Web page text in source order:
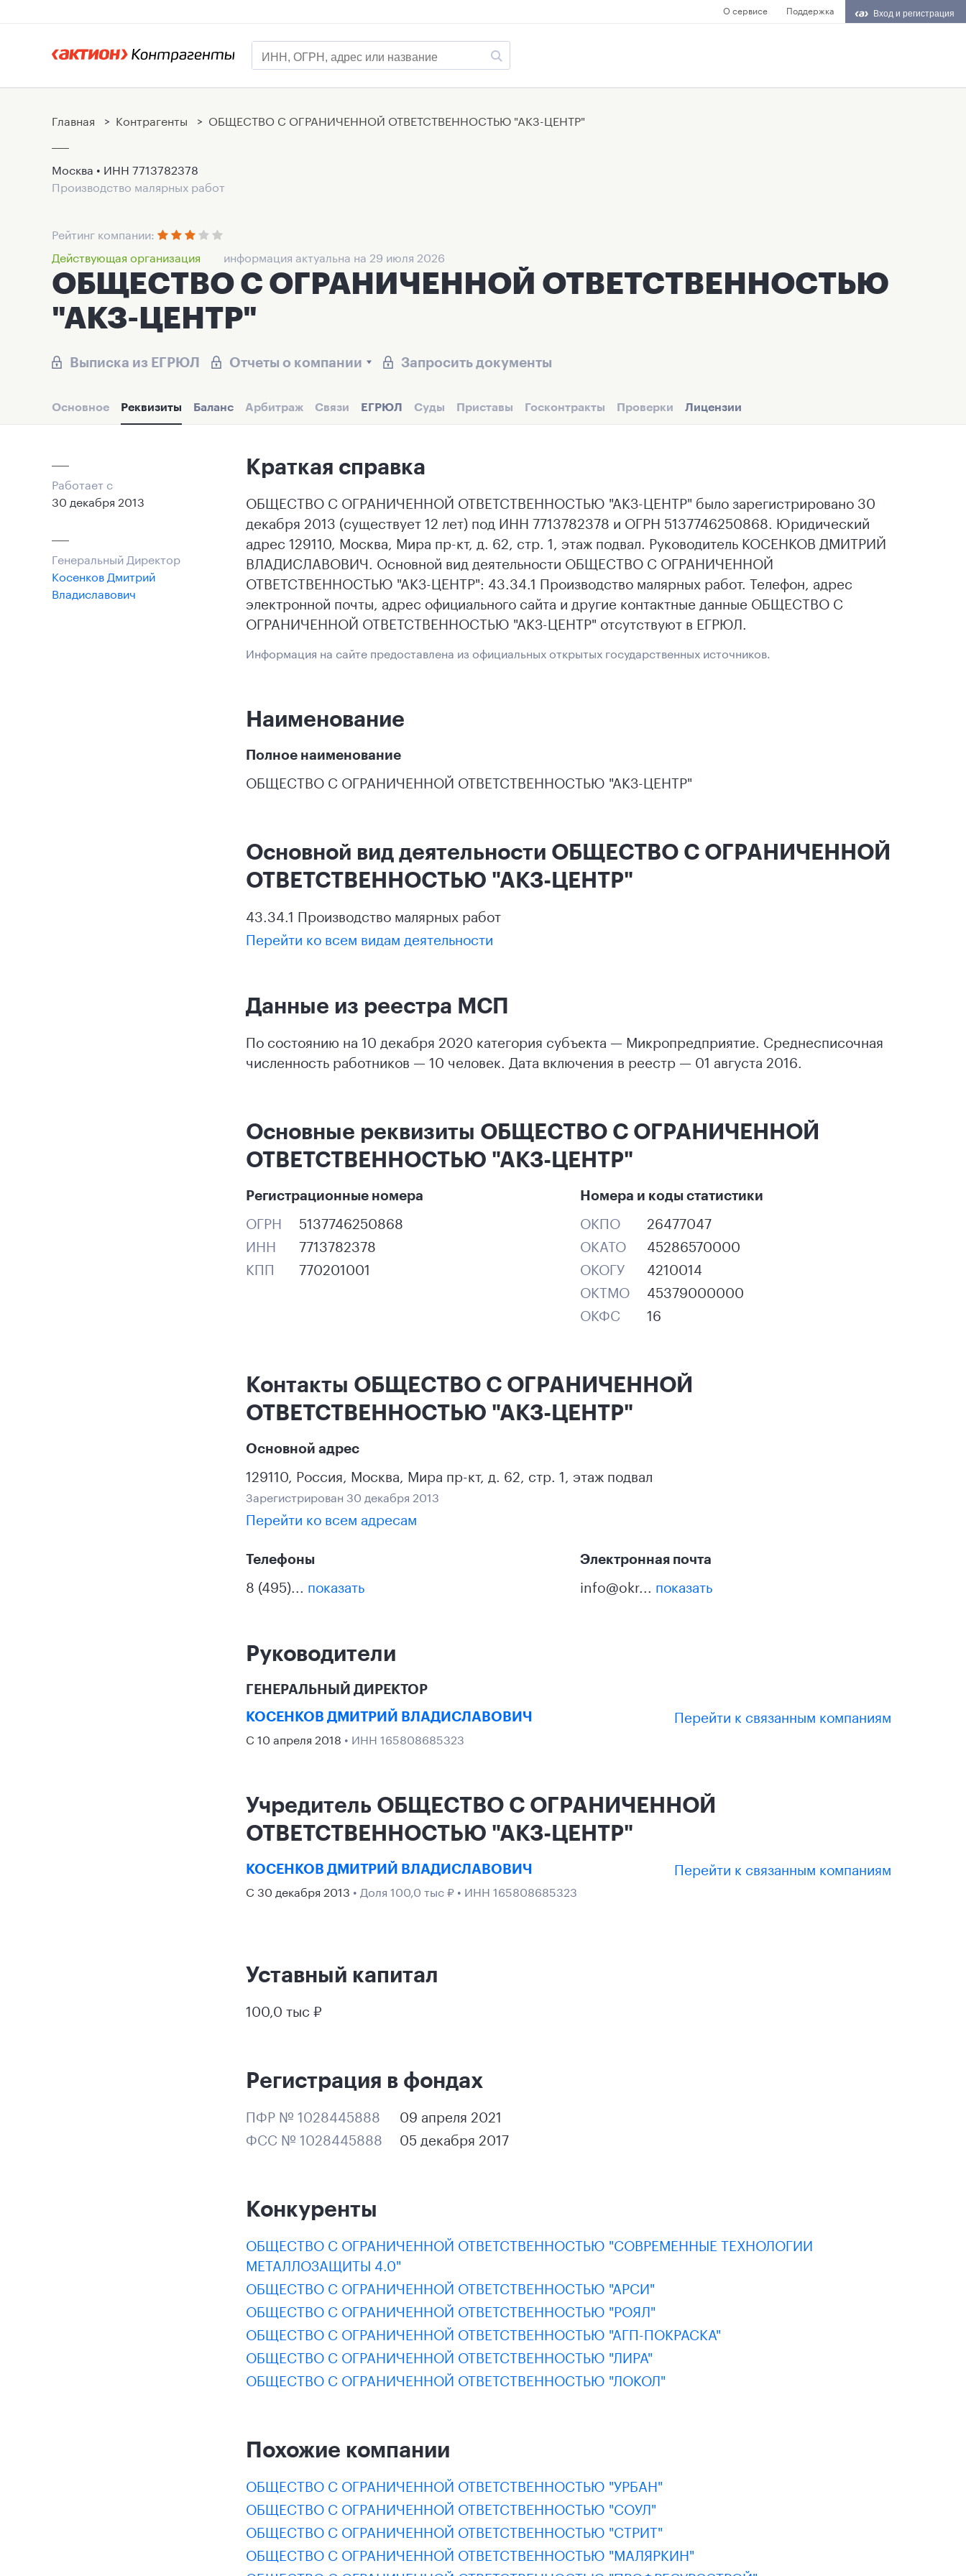
О сервисе Поддержка Вход и регистрация
Главная > Контрагенты > ОБЩЕСТВО С ОГРАНИЧЕННОЙ ОТВЕТСТВЕННОСТЬЮ "АКЗ-ЦЕНТР"
Москва • ИНН 7713782378
Производство малярных работ
Рейтинг компании:
Действующая организация
информация актуальна на 29 июля 2026
ОБЩЕСТВО С ОГРАНИЧЕННОЙ ОТВЕТСТВЕННОСТЬЮ
"АКЗ-ЦЕНТР"
Выписка из ЕГРЮЛ Отчеты о компании Запросить документы
Основное Реквизиты Баланс Арбитраж Связи ЕГРЮЛ Суды Приставы Госконтракты Проверки Лицензии
Работает с
30 декабря 2013
Генеральный Директор
Косенков Дмитрий
Владиславович
Краткая справка
ОБЩЕСТВО С ОГРАНИЧЕННОЙ ОТВЕТСТВЕННОСТЬЮ "АКЗ-ЦЕНТР" было зарегистрировано 30
декабря 2013 (существует 12 лет) под ИНН 7713782378 и ОГРН 5137746250868. Юридический
адрес 129110, Москва, Мира пр-кт, д. 62, стр. 1, этаж подвал. Руководитель КОСЕНКОВ ДМИТРИЙ
ВЛАДИСЛАВОВИЧ. Основной вид деятельности ОБЩЕСТВО С ОГРАНИЧЕННОЙ
ОТВЕТСТВЕННОСТЬЮ "АКЗ-ЦЕНТР": 43.34.1 Производство малярных работ. Телефон, адрес
электронной почты, адрес официального сайта и другие контактные данные ОБЩЕСТВО С
ОГРАНИЧЕННОЙ ОТВЕТСТВЕННОСТЬЮ "АКЗ-ЦЕНТР" отсутствуют в ЕГРЮЛ.
Информация на сайте предоставлена из официальных открытых государственных источников.
Наименование
Полное наименование
ОБЩЕСТВО С ОГРАНИЧЕННОЙ ОТВЕТСТВЕННОСТЬЮ "АКЗ-ЦЕНТР"
Основной вид деятельности ОБЩЕСТВО С ОГРАНИЧЕННОЙ
ОТВЕТСТВЕННОСТЬЮ "АКЗ-ЦЕНТР"
43.34.1 Производство малярных работ
Перейти ко всем видам деятельности
Данные из реестра МСП
По состоянию на 10 декабря 2020 категория субъекта — Микропредприятие. Среднесписочная
численность работников — 10 человек. Дата включения в реестр — 01 августа 2016.
Основные реквизиты ОБЩЕСТВО С ОГРАНИЧЕННОЙ
ОТВЕТСТВЕННОСТЬЮ "АКЗ-ЦЕНТР"
Регистрационные номера
ОГРН
5137746250868
ИНН
7713782378
КПП
770201001
Номера и коды статистики
ОКПО
26477047
ОКАТО
45286570000
ОКОГУ
4210014
ОКТМО
45379000000
ОКФС
16
Контакты ОБЩЕСТВО С ОГРАНИЧЕННОЙ
ОТВЕТСТВЕННОСТЬЮ "АКЗ-ЦЕНТР"
Основной адрес
129110, Россия, Москва, Мира пр-кт, д. 62, стр. 1, этаж подвал
Зарегистрирован 30 декабря 2013
Перейти ко всем адресам
Телефоны
8 (495)... показать
Электронная почта
info@okr... показать
Руководители
ГЕНЕРАЛЬНЫЙ ДИРЕКТОР
КОСЕНКОВ ДМИТРИЙ ВЛАДИСЛАВОВИЧ
С 10 апреля 2018 • ИНН 165808685323
Перейти к связанным компаниям
Учредитель ОБЩЕСТВО С ОГРАНИЧЕННОЙ
ОТВЕТСТВЕННОСТЬЮ "АКЗ-ЦЕНТР"
КОСЕНКОВ ДМИТРИЙ ВЛАДИСЛАВОВИЧ
С 30 декабря 2013 • Доля 100,0 тыс ₽ • ИНН 165808685323
Перейти к связанным компаниям
Уставный капитал
100,0 тыс ₽
Регистрация в фондах
ПФР № 1028445888
09 апреля 2021
ФСС № 1028445888
05 декабря 2017
Конкуренты
ОБЩЕСТВО С ОГРАНИЧЕННОЙ ОТВЕТСТВЕННОСТЬЮ "СОВРЕМЕННЫЕ ТЕХНОЛОГИИ
МЕТАЛЛОЗАЩИТЫ 4.0"
ОБЩЕСТВО С ОГРАНИЧЕННОЙ ОТВЕТСТВЕННОСТЬЮ "АРСИ"
ОБЩЕСТВО С ОГРАНИЧЕННОЙ ОТВЕТСТВЕННОСТЬЮ "РОЯЛ"
ОБЩЕСТВО С ОГРАНИЧЕННОЙ ОТВЕТСТВЕННОСТЬЮ "АГП-ПОКРАСКА"
ОБЩЕСТВО С ОГРАНИЧЕННОЙ ОТВЕТСТВЕННОСТЬЮ "ЛИРА"
ОБЩЕСТВО С ОГРАНИЧЕННОЙ ОТВЕТСТВЕННОСТЬЮ "ЛОКОЛ"
Похожие компании
ОБЩЕСТВО С ОГРАНИЧЕННОЙ ОТВЕТСТВЕННОСТЬЮ "УРБАН"
ОБЩЕСТВО С ОГРАНИЧЕННОЙ ОТВЕТСТВЕННОСТЬЮ "СОУЛ"
ОБЩЕСТВО С ОГРАНИЧЕННОЙ ОТВЕТСТВЕННОСТЬЮ "СТРИТ"
ОБЩЕСТВО С ОГРАНИЧЕННОЙ ОТВЕТСТВЕННОСТЬЮ "МАЛЯРКИН"